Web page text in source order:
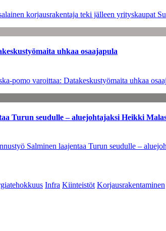
korjausrakentaja teki jälleen yrityskaupat
uhkaa osaajapula
pomo varoittaa: Datakeskustyömaita uhkaa
Turun seudulle – aluejohtajaksi Heikki
Salminen laajentaa Turun seudulle –
Infra Kiinteistöt Korjausrakentaminen